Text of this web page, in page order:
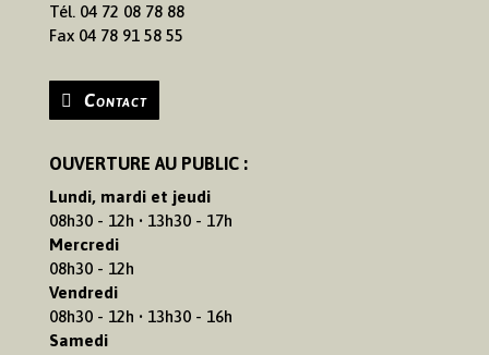
Tél. 04 72 08 78 88
Fax 04 78 91 58 55
Contact
OUVERTURE AU PUBLIC :
Lundi, mardi et jeudi
08h30 - 12h • 13h30 - 17h
Mercredi
08h30 - 12h
Vendredi
08h30 - 12h • 13h30 - 16h
Samedi